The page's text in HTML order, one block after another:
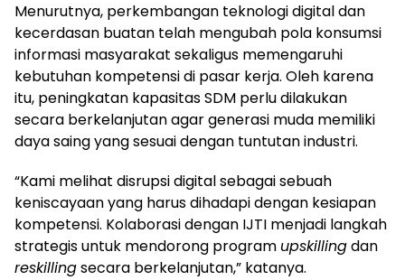
Menurutnya, perkembangan teknologi digital dan
kecerdasan buatan telah mengubah pola konsumsi
informasi masyarakat sekaligus memengaruhi
kebutuhan kompetensi di pasar kerja. Oleh karena
itu, peningkatan kapasitas SDM perlu dilakukan
secara berkelanjutan agar generasi muda memiliki
daya saing yang sesuai dengan tuntutan industri.
“Kami melihat disrupsi digital sebagai sebuah
keniscayaan yang harus dihadapi dengan kesiapan
kompetensi. Kolaborasi dengan IJTI menjadi langkah
strategis untuk mendorong program upskillingdan
reskillingsecara berkelanjutan,” katanya.